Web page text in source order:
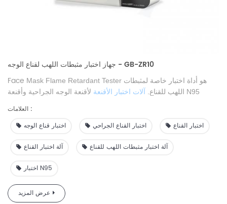
جهاز اختبار مثبطات اللهب لقناع الوجه - GB-ZR10
Face Mask Flame Retardant Tester هو أداة اختبار خاصة لمثبطات
اللهب للقناع. آلات اختبار الأقنعة لأقنعة الوجه الجراحية وأقنعة N95
العلامات :
اختبار قناع الوجه
اختبار القناع الجراحي اختبار القناع
آلة اختبار القناع آلة اختبار مثبطات اللهب للقناع
اختبار N95
عرض المزيد